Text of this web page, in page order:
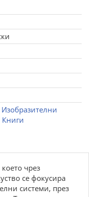
Изобразителни
Книги
чрез
се фокусира
системи, през